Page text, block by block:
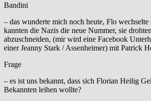
Bandini
– das wunderte mich noch heute, Flo
kannten die Nazis die neue Nummer, sie
abzuschneiden, (mir wird eine Facebook
einer Jeanny Stark / Assenheimer) mit Patrick
Frage
– es ist uns bekannt, dass sich Florian Heilig
Bekannten leihen wollte?